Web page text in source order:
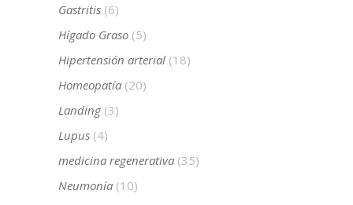
Gastritis (6)
Hígado Graso (5)
Hipertensión arterial (18)
Homeopatía (20)
Landing (3)
Lupus (4)
medicina regenerativa (35)
Neumonía (10)